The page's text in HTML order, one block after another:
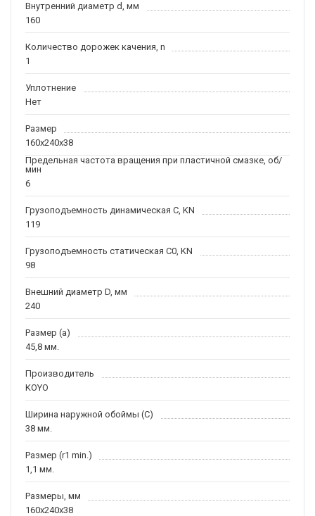
Внутренний диаметр d, мм
160
Количество дорожек качения, n
1
Уплотнение
Нет
Размер
160x240x38
Предельная частота вращения при пластичной смазке, об/
мин
6
Грузоподъемность динамическая C, KN
119
Грузоподъемность статическая C0, KN
98
Внешний диаметр D, мм
240
Размер (a)
45,8 мм.
Производитель
KOYO
Ширина наружной обоймы (C)
38 мм.
Размер (r1 min.)
1,1 мм.
Размеры, мм
160x240x38